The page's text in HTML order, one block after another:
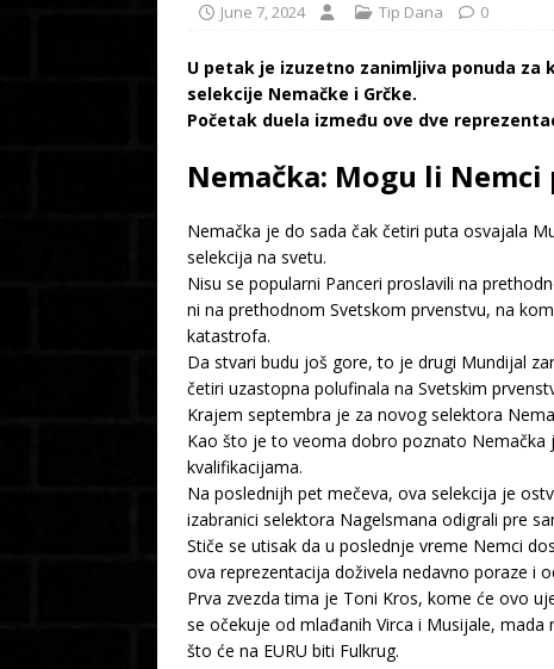
June 7, 2024 Tip Dana 0
U petak je izuzetno zanimljiva ponuda
selekcije Nemačke i Grčke.
Početak duela između ove dve
Nemačka: Mogu li
Nemačka je do sada čak četiri puta osvajala
selekcija na svetu.
Nisu se popularni Panceri proslavili na
ni na prethodnom Svetskom prvenstvu, na
katastrofa.
Da stvari budu još gore, to je drugi Mundijal
četiri uzastopna polufinala na Svetskim
Krajem septembra je za novog selektora
Kao što je to veoma dobro poznato Nemačka
kvalifikacijama.
Na poslednijh pet mečeva, ova selekcija je
izabranici selektora Nagelsmana odigrali pre
Stiče se utisak da u poslednje vreme Nemci
ova reprezentacija doživela nedavno poraze i
Prva zvezda tima je Toni Kros, kome će ovo
se očekuje od mlađanih Virca i Musijale,
što će na EURU biti Fulkrug.